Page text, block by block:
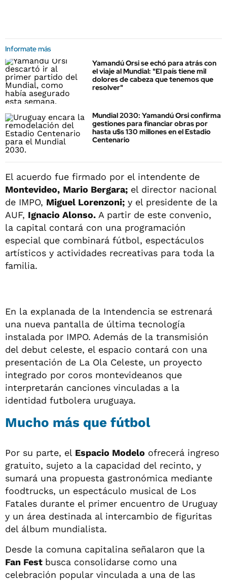
Informate más
Yamandú Orsi se echó para atrás con
el viaje al Mundial: "El país tiene mil
dolores de cabeza que tenemos que
resolver"
Mundial 2030: Yamandú Orsi confirma
gestiones para financiar obras por
hasta u$s 130 millones en el Estadio
Centenario
El acuerdo fue firmado por el intendente de
Montevideo, Mario Bergara; el director nacional
de IMPO, Miguel Lorenzoni; y el presidente de la
AUF, Ignacio Alonso. A partir de este convenio,
la capital contará con una programación
especial que combinará fútbol, espectáculos
artísticos y actividades recreativas para toda la
familia.
En la explanada de la Intendencia se estrenará
una nueva pantalla de última tecnología
instalada por IMPO. Además de la transmisión
del debut celeste, el espacio contará con una
presentación de La Ola Celeste, un proyecto
integrado por coros montevideanos que
interpretarán canciones vinculadas a la
identidad futbolera uruguaya.
Mucho más que fútbol
Por su parte, el Espacio Modelo ofrecerá ingreso
gratuito, sujeto a la capacidad del recinto, y
sumará una propuesta gastronómica mediante
foodtrucks, un espectáculo musical de Los
Fatales durante el primer encuentro de Uruguay
y un área destinada al intercambio de figuritas
del álbum mundialista.
Desde la comuna capitalina señalaron que la
Fan Fest busca consolidarse como una
celebración popular vinculada a una de las